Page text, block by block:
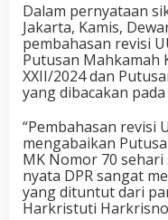
Dalam pernyataan
Jakarta, Kamis,
pembahasan revisi
Putusan Mahkamah
XXII/2024 dan
yang dibacakan
“Pembahasan revisi
mengabaikan
MK Nomor 70
nyata DPR sangat
yang dituntut dari
Harkristuti